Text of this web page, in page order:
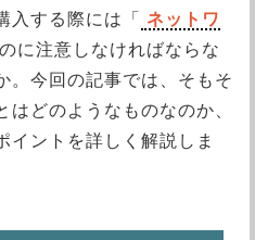
入する際には「
ネットワ
に注意しなければならな
。今回の記事では、そもそ
はどのようなものなのか、
イントを詳しく解説しま